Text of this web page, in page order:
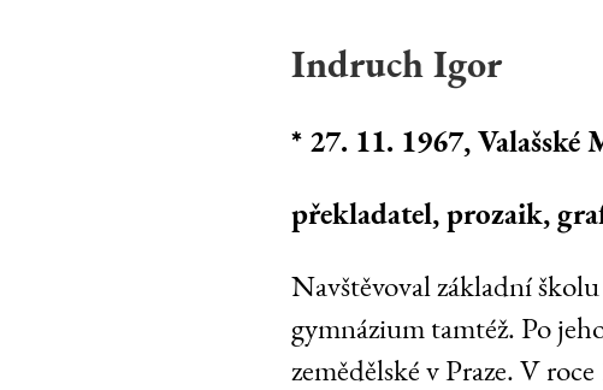
Indruch Igor
* 27. 11. 1967, Valašské
překladatel, prozaik,
Navštěvoval základní
gymnázium tamtéž. Po
zemědělské v Praze. V